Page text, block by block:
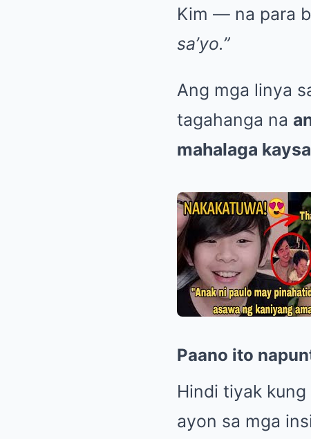
Kim — na para
sa’yo.”
Ang mga linya
tagahanga na
mahalaga
Paano ito
Hindi tiyak
ayon sa mga